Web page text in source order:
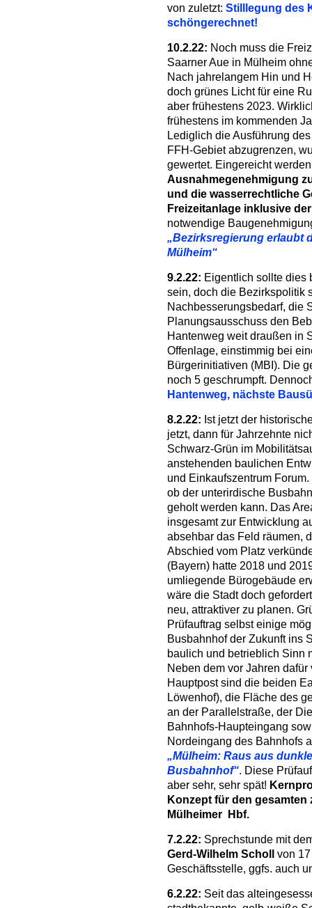
von zuletzt: Stilllegung des
schöngerechnet!
10.2.22: Noch muss die
Saarner Aue in Mülheim
Nach jahrelangem Hin und
doch grünes Licht für eine
aber frühestens 2023.
frühestens im kommenden
Lediglich die Ausführung
FFH-Gebiet abzugrenzen,
gewertet. Eingereicht
Ausnahmegenehmigung
und die wasserrechtliche
Freizeitanlage inklusive
notwendige
„Bezirksregierung erlaubt
Mülheim“
9.2.22: Eigentlich sollte dies
sein, doch die Bezirkspolitik
Nachbesserungsbedarf, die
Planungsausschuss den
Hantenweg weit draußen in
Offenlage, einstimmig bei
Bürgerinitiativen (MBI). Die
noch 5 geschrumpft.
Hantenweg, nächste
8.2.22: Ist jetzt der
jetzt, dann für Jahrzehnte
Schwarz-Grün im
anstehenden baulichen
und Einkaufszentrum
ob der unterirdische
geholt werden kann. Das
insgesamt zur Entwicklung
absehbar das Feld räumen,
Abschied vom Platz
(Bayern) hatte 2018 und
umliegende Bürogebäude
wäre die Stadt doch
neu, attraktiver zu planen.
Prüfauftrag selbst einige
Busbahnhof der Zukunft ins
baulich und betrieblich Sinn
Neben dem vor Jahren
Hauptpost sind die beiden
Löwenhof), die Fläche des
an der Parallelstraße, der
Bahnhofs-Haupteingang
Nordeingang des Bahnhofs
„Mülheim: Raus aus
Busbahnhof“. Diese
aber sehr, sehr spät!
Konzept für den
Mülheimer Hbf.
7.2.22: Sprechstunde mit
Gerd-Wilhelm Scholl
von
Geschäftsstelle, ggfs. auch
6.2.22: Seit das